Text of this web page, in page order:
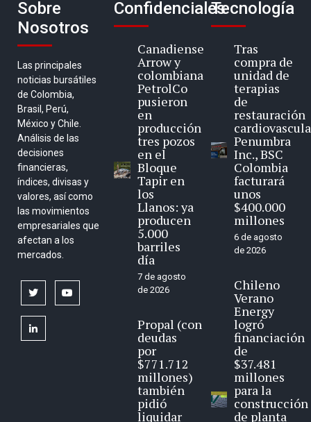
Sobre
Nosotros
Las principales
noticias bursátiles
de Colombia,
Brasil, Perú,
México y Chile.
Análisis de las
decisiones
financieras,
índices, divisas y
valores, así como
las movimientos
empresariales que
afectan a los
mercados.
twitter
linkedin
Confidenciales
Canadiense
Arrow y
colombiana
PetrolCo
pusieron
en
producción
tres pozos
en el
Bloque
Tapir en
los
Llanos: ya
producen
5.000
barriles
día
7 de agosto
de 2026
Propal (con
deudas
por
$771.712
millones)
también
pidió
liquidar
Tecnología
Tras
compra de
unidad de
terapias
de
restauración
Penumbra
Inc., BSC
Colombia
facturará
unos
$400.000
millones
6 de agosto
de 2026
Chileno
Verano
Energy
logró
financiación
de
$37.481
millones
para la
construcción
de planta